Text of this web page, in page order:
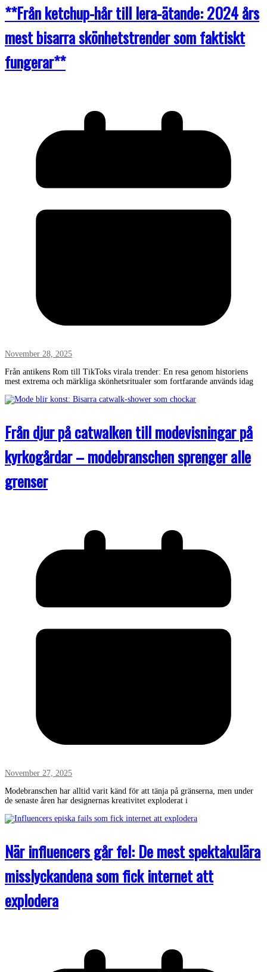
**Från ketchup-hår till lera-ätande: 2024 års
mest bisarra skönhetstrender som faktiskt
fungerar**
November 28, 2025
Från antikens Rom till TikToks virala trender: En resa genom historiens
mest extrema och märkliga skönhetsritualer som fortfarande används idag
Från djur på catwalken till modevisningar på
kyrkogårdar – modebranschen sprenger alle
grenser
November 27, 2025
Modebranschen har alltid varit känd för att tänja på gränserna, men under
de senaste åren har designernas kreativitet exploderat i
När influencers går fel: De mest spektakulära
misslyckandena som fick internet att
explodera